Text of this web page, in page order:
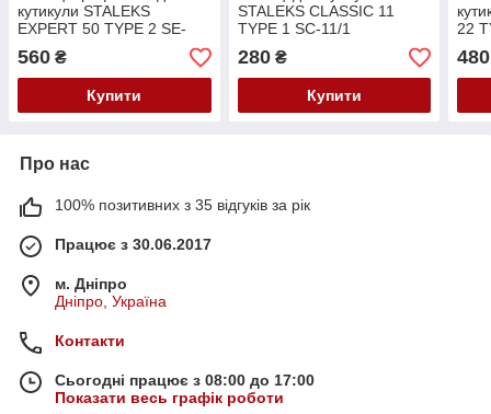
кутикули STALEKS
EXPERT 50 TYPE 2 SE-
50/2
560 ₴
Купити
STALEKS CLASSIC 11
TYPE 1 SC-11/1
280₴
Купити
22
480
Про нас
100% позитивних з 35 відгуків за рік
Працює з 30.06.2017
м. Дніпро
Дніпро, Україна
Контакти
Сьогодні працює з 08:00 до 17:00
Показати весь графік роботи